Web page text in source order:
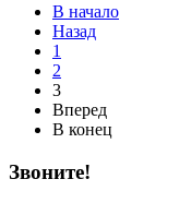
В начало
Назад
1
2
3
Вперед
В конец
Звоните!